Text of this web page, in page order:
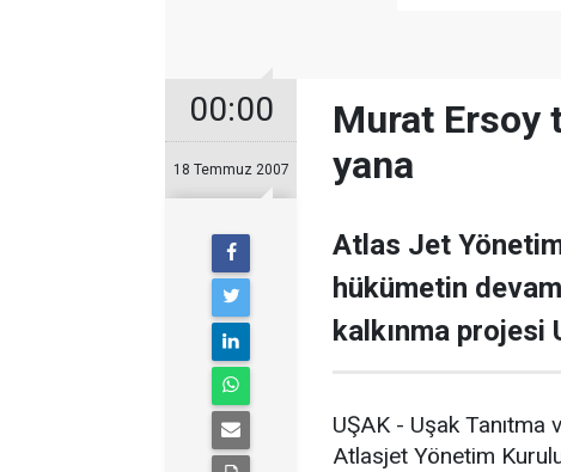
00:00
18 Temmuz 2007
Murat Ersoy
yana
Atlas Jet
hükümetin
kalkınma projesi
UŞAK - Uşak Tanıtma
Atlasjet Yönetim